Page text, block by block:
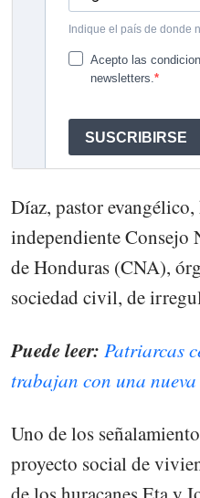
Díaz, pastor
independiente
de Honduras (CNA),
sociedad civil, de
Puede leer: Patriarcas
trabajan con una
Uno de los
proyecto social de